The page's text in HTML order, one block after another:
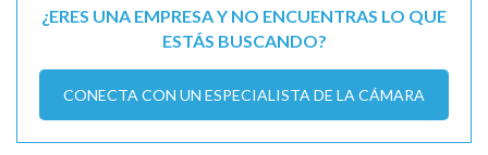
¿ERES UNA EMPRESA Y NO ENCUENTRAS LO QUE
ESTÁS BUSCANDO?
CONECTA CON UN ESPECIALISTA DE LA CÁMARA